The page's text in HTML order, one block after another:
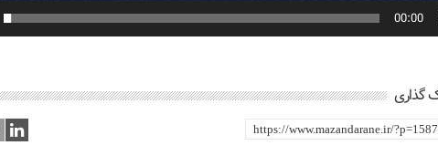
00:00
گذاری